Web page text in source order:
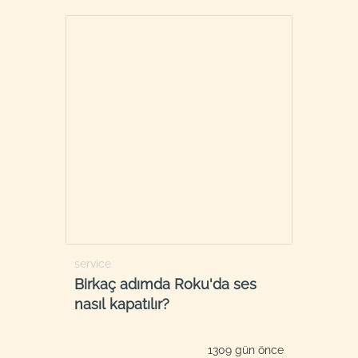
service
Birkaç adımda Roku'da ses
nasıl kapatılır?
1309 gün önce